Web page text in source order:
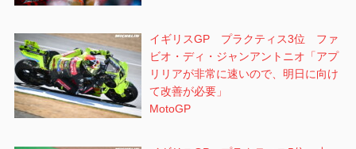
イギリスGP プラクティス3位 ファ
ビオ・ディ・ジャンアントニオ「アプ
リリアが非常に速いので、明日に向け
て改善が必要」
MotoGP